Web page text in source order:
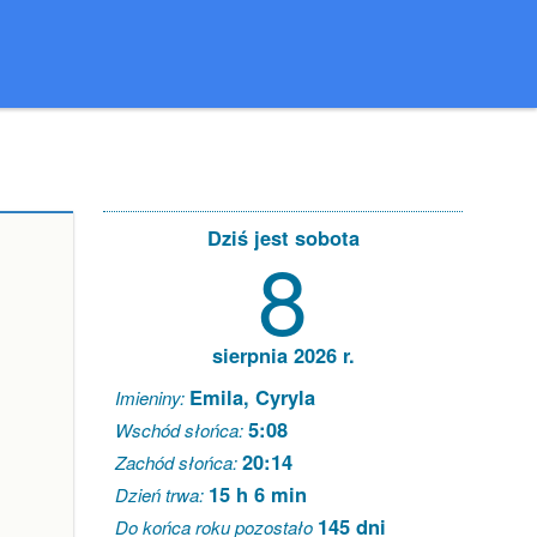
Dziś jest sobota
8
sierpnia 2026 r.
Imieniny: Emila, Cyryla
Wschód słońca:5:08
Zachód słońca:20:14
Dzień trwa: 15 h 6 min
Do końca roku pozostało 145 dni